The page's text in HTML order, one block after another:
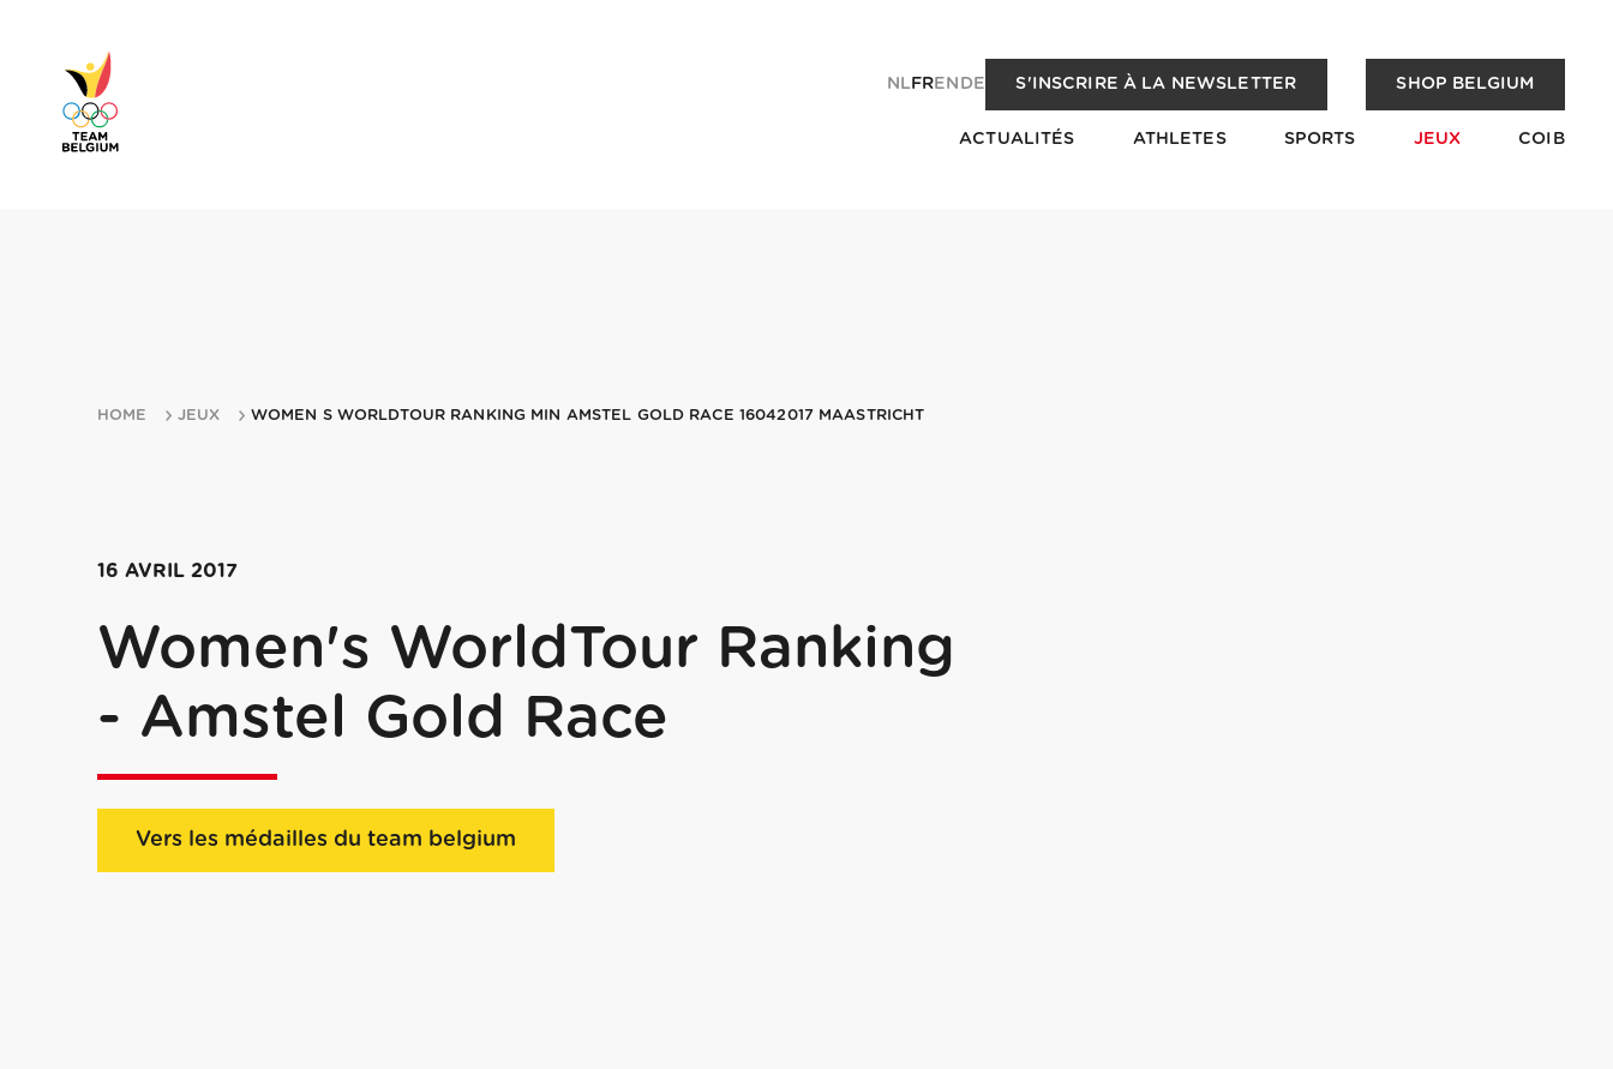
NLFREN DE S'INSCRIRE À LA NEWSLETTER SHOP BELGIUM
ACTUALITÉS ATHLETES SPORTS JEUX COIB
HOME JEUX WOMEN S WORLDTOUR RANKING MIN AMSTEL GOLD RACE 16042017 MAASTRICHT
16 AVRIL 2017
Women's WorldTour Ranking
- Amstel Gold Race
Vers les médailles du team belgium